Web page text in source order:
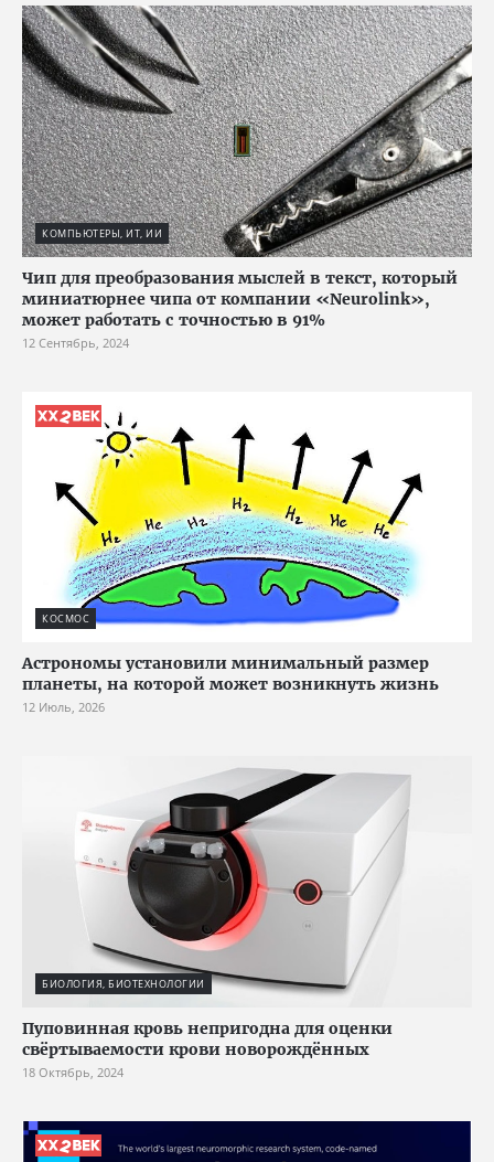
КОМПЬЮТЕРЫ, ИТ, ИИ
Чип для преобразования мыслей в текст, который
миниатюрнее чипа от компании «Neurolink»,
может работать с точностью в 91%
12 Сентябрь, 2024
КОСМОС
Астрономы установили минимальный размер
планеты, на которой может возникнуть жизнь
12 Июль, 2026
БИОЛОГИЯ, БИОТЕХНОЛОГИИ
Пуповинная кровь непригодна для оценки
свёртываемости крови новорождённых
18 Октябрь, 2024